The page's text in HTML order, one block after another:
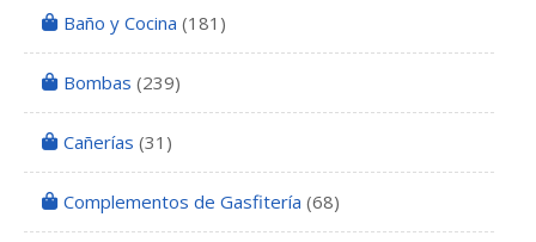
Baño y Cocina (181)
Bombas (239)
Cañerías (31)
Complementos de Gasfitería (68)